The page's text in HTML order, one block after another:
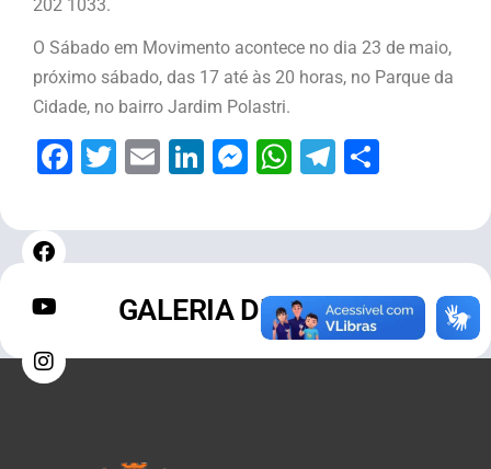
202 1033.
O Sábado em Movimento acontece no dia 23 de maio,
próximo sábado, das 17 até às 20 horas, no Parque da
Cidade, no bairro Jardim Polastri.
Facebook
Twitter
EmailLinkedIn
Messenger
WhatsApp
Telegram
GALERIA DE FOTOS